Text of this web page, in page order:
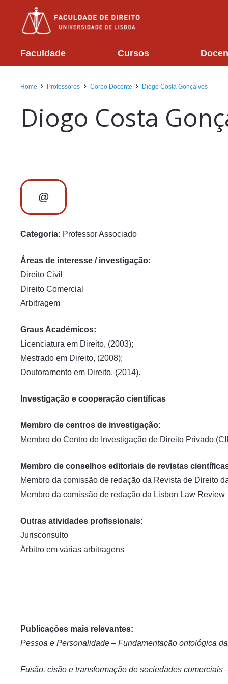
Faculdade Cursos
Home Professores Corpo Docente Diogo Costa Gonçalves
Diogo Costa
@
Categoria: Professor Associado
Áreas de interesse / investigação:
Direito Civil
Direito Comercial
Arbitragem
Graus Académicos:
Licenciatura em Direito, (2003);
Mestrado em Direito, (2008);
Doutoramento em Direito, (2014).
Investigação e cooperação científicas
Membro de centros de investigação:
Membro do Centro de Investigação de Direito Privado
Membro de conselhos editoriais de revistas
Membro da comissão de redação da Revista de Direito
Membro da comissão de redação da Lisbon Law Review
Outras atividades profissionais:
Jurisconsulto
Árbitro em várias arbitragens
Publicações mais relevantes:
Pessoa e Personalidade – Fundamentação ontológica
Fusão, cisão e transformação de sociedades